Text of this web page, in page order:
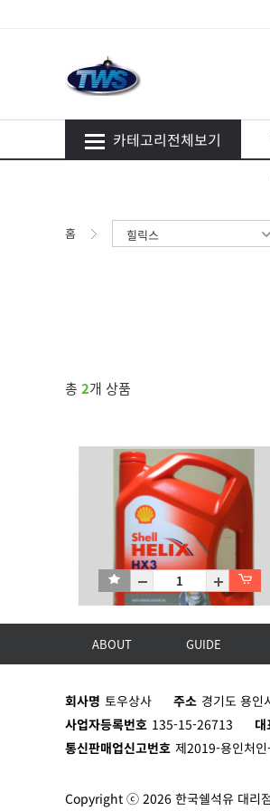
카테고리전체보기
홈 힐릭스
총 2개 상품
Helix HX3 5W-30 (SN)/C4X4L
C4X4L
ABOUT GUIDE
회사명 토우상사 주소 경기도 용인
사업자등록번호 135-15-26713 대
통신판매업신고번호 제2019-용인처
Copyright ⓒ 2026 한국쉘석유 대리